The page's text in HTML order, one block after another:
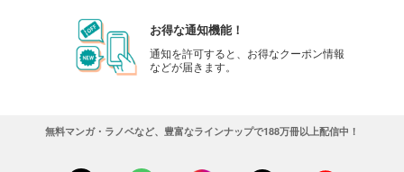
お得な通知機能！
通知を許可すると、お得なクーポン情報
などが届きます。
無料マンガ・ラノベなど、豊富なラインナップで188万冊以上配信中！